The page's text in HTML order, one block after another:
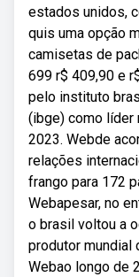
estados unidos,
quis uma opção
camisetas de
699 r$ 409,90 e
pelo instituto
(ibge) como líder
2023. Webde
relações
frango para 172
Webapesar, no
o brasil voltou a
produtor mundial
Webao longo de